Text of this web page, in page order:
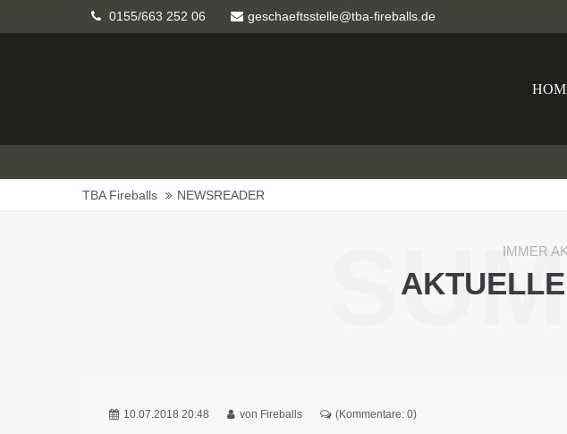
0155/663 252 06 geschaeftsstelle@tba-fireballs.de
TBA Fireballs NEWSREADER
IMMER
AKTUELLE
10.07.2018 20:48 von Fireballs (Kommentare: 0)